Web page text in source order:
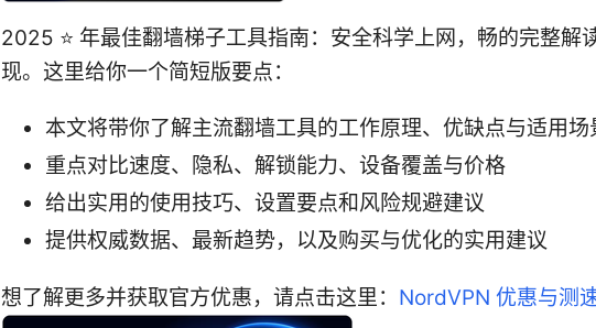
2025 ⭐ 年最佳翻墙梯子工具指南：安全科学上网，畅的完整解
现。这里给你一个简短版要点：
本文将带你了解主流翻墙工具的工作原理、优缺点与适用场
重点对比速度、隐私、解锁能力、设备覆盖与价格
给出实用的使用技巧、设置要点和风险规避建议
提供权威数据、最新趋势，以及购买与优化的实用建议
想了解更多并获取官方优惠，请点击这里： NordVPN 优惠与测